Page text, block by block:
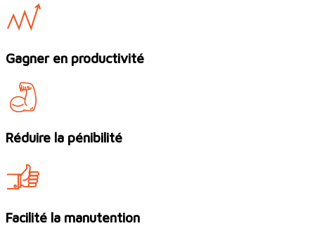
Gagner en productivité
Réduire la pénibilité
Facilité la manutention